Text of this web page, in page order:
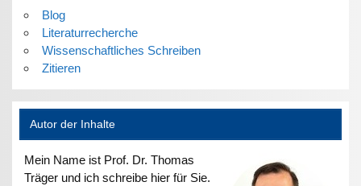
Blog
Literaturrecherche
Wissenschaftliches Schreiben
Zitieren
Autor der Inhalte
Mein Name ist Prof. Dr. Thomas
Träger und ich schreibe hier für Sie.